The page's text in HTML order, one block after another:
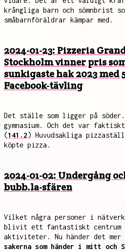
krångliga barn och sömnbrist
småbarnföräldrar kämpar med.
2024-01-23: Pizzeria
Stockholm vinner pris
sunkigaste hak 2023 med
Facebook-tävling
Det ställe som ligger på
gymnasium. Och det var
(141.2) Huvudsakliga
köpte pizza.
2024-01-02: Undergång
bubb.la-sfären
Vilket några personer i
blivit ett fantastiskt centrum
aktiviteter. Nu händer det mer
sakerna som händer i mitt